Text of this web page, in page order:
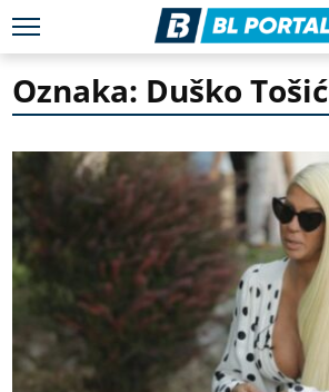
Oznaka: Duško Tošić